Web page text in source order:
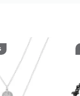
inoxidável
Hoop